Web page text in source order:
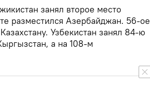
занял второе место
разместился Азербайджан. 56-ое
Узбекистан занял 84-ю
а на 108-м